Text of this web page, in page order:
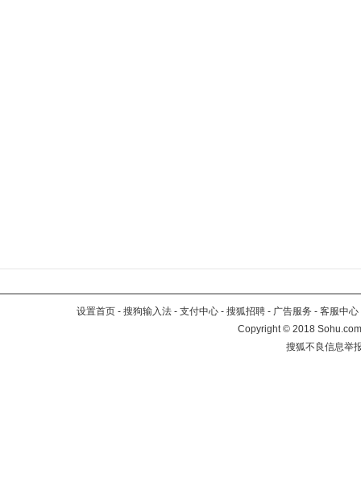
设置首页 - 搜狗输入法 - 支付中心 - 搜狐招聘 - 广告服务 - 客服中心
Copyright©2018
搜狐不良信息举